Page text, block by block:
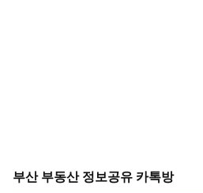
부산 부동산 정보공유 카톡방